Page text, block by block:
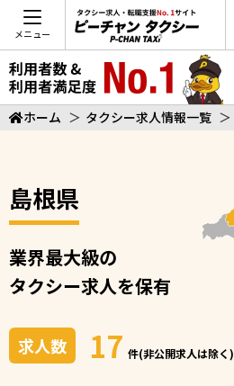
メニュー
ホーム ＞ タクシー求人情報一覧 ＞
島根県
業界最大級の
タクシー求人を保有
求人数 17 件(非公開求人は除く)